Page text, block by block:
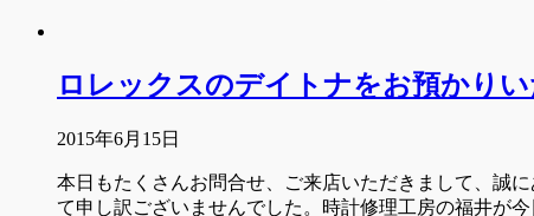
ロレックスのデイトナをお預かりい
2015年6月15日
本日もたくさんお問合せ、ご来店いただきまして、誠
て申し訳ございませんでした。時計修理工房の福井が